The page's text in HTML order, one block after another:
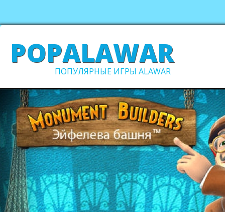
POPALAWAR
ПОПУЛЯРНЫЕ ИГРЫ ALAWAR